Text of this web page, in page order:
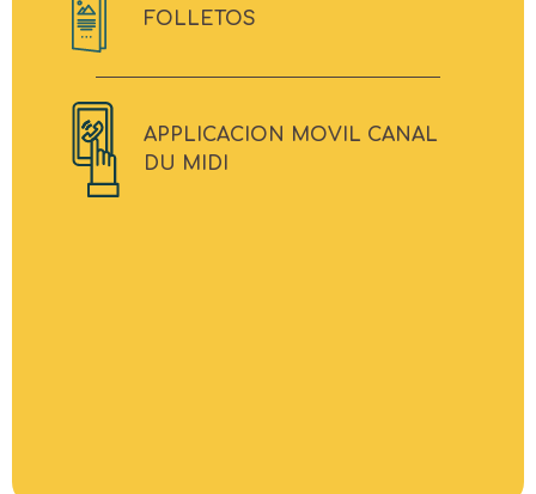
FOLLETOS
APPLICACION MOVIL CANAL
DU MIDI